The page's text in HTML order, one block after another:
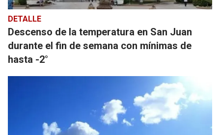
DETALLE
Descenso de la temperatura en San Juan
durante el fin de semana con mínimas de
hasta -2°